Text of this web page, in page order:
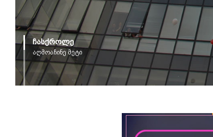
ჩასქროლე
აღმოაჩინე მეტი